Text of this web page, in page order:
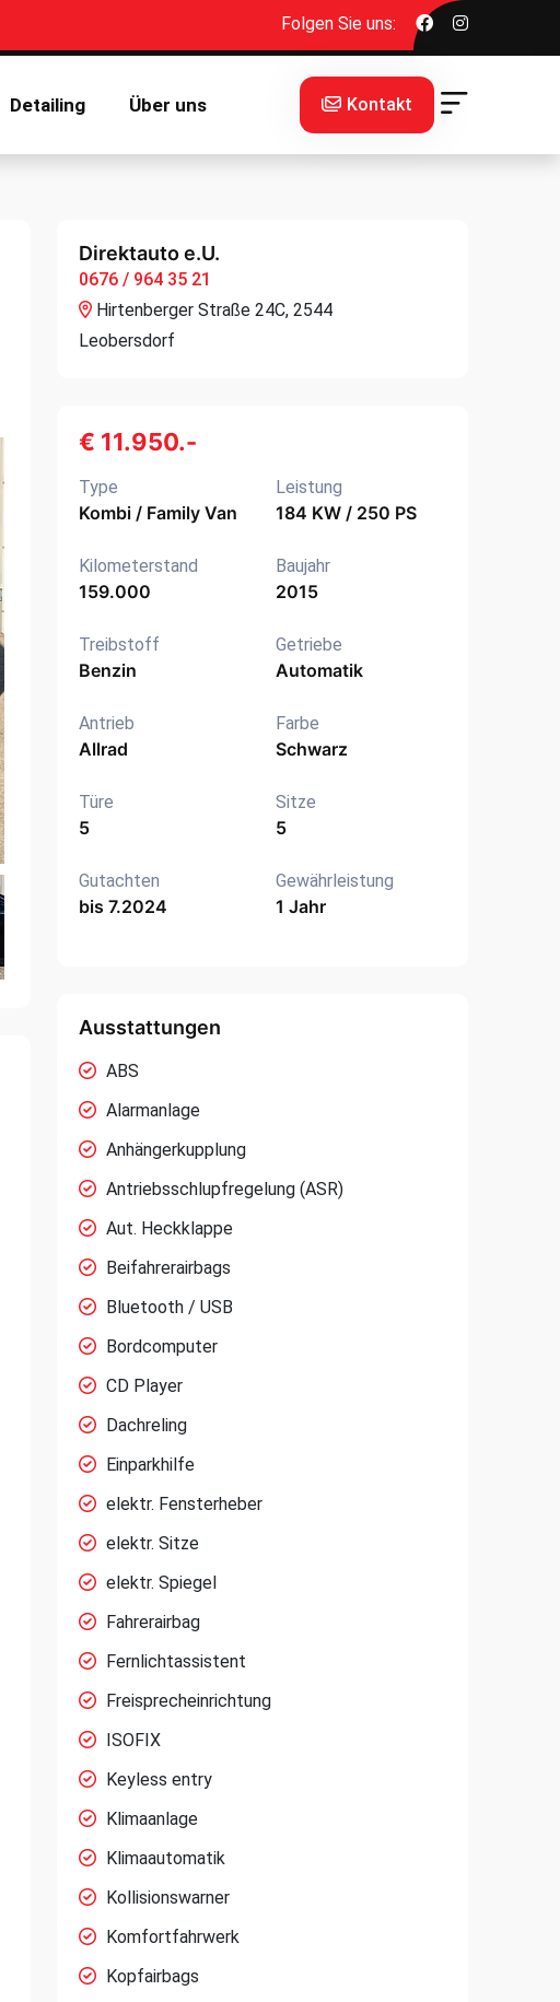
Folgen Sie uns:
Detailing Über uns Kontakt
Direktauto e.U.
0676 / 964 35 21
Hirtenberger Straße 24C, 2544
Leobersdorf
€ 11.950.-
Type
Kombi / Family Van
Leistung
184 KW / 250 PS
Kilometerstand
159.000
Baujahr
2015
Treibstoff
Benzin
Getriebe
Automatik
Antrieb
Allrad
Farbe
Schwarz
Türe
5
Sitze
5
Gutachten
bis 7.2024
Gewährleistung
1 Jahr
Ausstattungen
ABS
Alarmanlage
Anhängerkupplung
Antriebsschlupfregelung (ASR)
Aut. Heckklappe
Beifahrerairbags
Bluetooth / USB
Bordcomputer
CD Player
Dachreling
Einparkhilfe
elektr. Fensterheber
elektr. Sitze
elektr. Spiegel
Fahrerairbag
Fernlichtassistent
Freisprecheinrichtung
ISOFIX
Keyless entry
Klimaanlage
Klimaautomatik
Kollisionswarner
Komfortfahrwerk
Kopfairbags